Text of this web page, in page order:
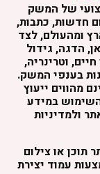
של המשק
חדשות, כתבות,
ומהעולם, לצד
הדגה, גידול
וטרינריה,
בענפי המשק.
מהווים ייעוץ
במידע
ולמדיניות
תוכן או צילום
עמוד יצירת